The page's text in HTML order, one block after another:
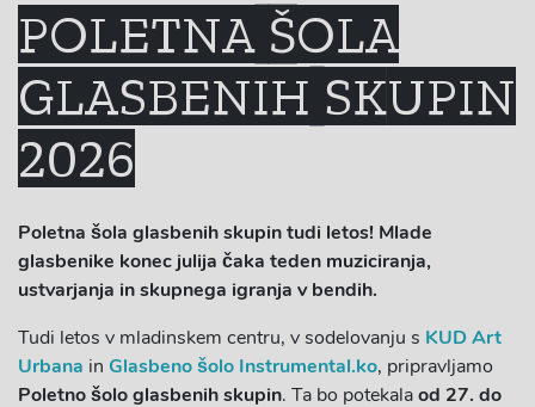
POLETNA ŠOLA
GLASBENIH SKUPIN
2026
Poletna šola glasbenih skupin tudi letos! Mlade
glasbenike konec julija čaka teden muziciranja,
ustvarjanja in skupnega igranja v bendih.
Tudi letos v mladinskem centru, v sodelovanju s KUD Art
Urbana in Glasbeno šolo Instrumental.ko, pripravljamo
Poletno šolo glasbenih skupin. Ta bo potekalaod 27. do